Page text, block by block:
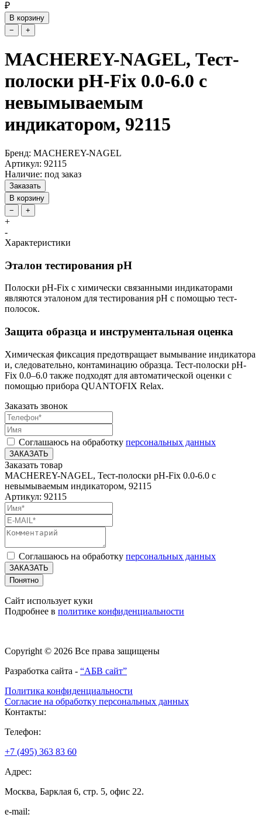
₽
В корзину
−
+
MACHEREY-NAGEL, Тест-
полоски pH-Fix 0.0-6.0 с
невымываемым
индикатором, 92115
Бренд: MACHEREY-NAGEL
Артикул: 92115
Наличие: под заказ
Заказать
В корзину
−
+
+
-
Характеристики
Эталон тестирования pH
Полоски pH-Fix с химически связанными индикаторами
являются эталоном для тестирования pH с помощью тест-
полосок.
Защита образца и инструментальная оценка
Химическая фиксация предотвращает вымывание индикатора
и, следовательно, контаминацию образца. Тест-полоски pH-
Fix 0.0–6.0 также подходят для автоматической оценки с
помощью прибора QUANTOFIX Relax.
Заказать звонок
Соглашаюсь на обработку персональных данных
ЗАКАЗАТЬ
Заказать товар
MACHEREY-NAGEL, Тест-полоски pH-Fix 0.0-6.0 с
невымываемым индикатором, 92115
Артикул: 92115
Соглашаюсь на обработку персональных данных
ЗАКАЗАТЬ
Понятно
Сайт использует куки
Подробнее в политике конфиденциальности
Copyright © 2026 Все права защищены
Разработка сайта - “АБВ сайт”
Политика конфиденциальности
Согласие на обработку персональных данных
Контакты:
Телефон:
+7 (495) 363 83 60
Адрес:
Москва, Барклая 6, стр. 5, офис 22.
e-mail: